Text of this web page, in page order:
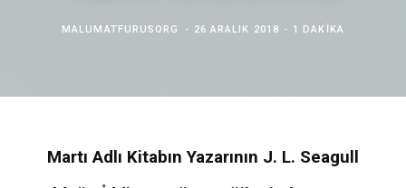
MALUMATFURUSORG 26 ARALIK 2018 1 DAKIKA
Martı Adlı Kitabın Yazarının J. L. Seagull